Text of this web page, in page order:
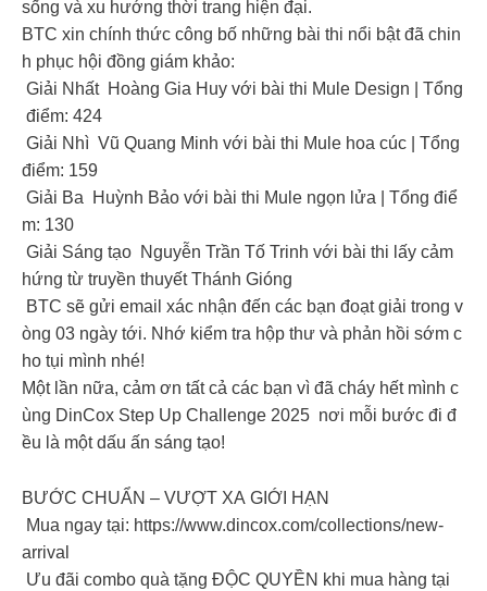
sống và xu hướng thời trang hiện đại.
BTC xin chính thức công bố những bài thi nổi bật đã chin
h phục hội đồng giám khảo:
Giải Nhất Hoàng Gia Huy với bài thi Mule Design | Tổng
điểm: 424
Giải Nhì Vũ Quang Minh với bài thi Mule hoa cúc | Tổng
điểm: 159
Giải Ba Huỳnh Bảo với bài thi Mule ngọn lửa | Tổng điể
m: 130
Giải Sáng tạo Nguyễn Trần Tố Trinh với bài thi lấy cảm
hứng từ truyền thuyết Thánh Gióng
BTC sẽ gửi email xác nhận đến các bạn đoạt giải trong v
òng 03 ngày tới. Nhớ kiểm tra hộp thư và phản hồi sớm c
ho tụi mình nhé!
Một lần nữa, cảm ơn tất cả các bạn vì đã cháy hết mình c
ùng DinCox Step Up Challenge 2025 nơi mỗi bước đi đ
ều là một dấu ấn sáng tạo!
BƯỚC CHUẨN – VƯỢT XA GIỚI HẠN
Mua ngay tại: https://www.dincox.com/collections/new-
arrival
Ưu đãi combo quà tặng ĐỘC QUYỀN khi mua hàng tại